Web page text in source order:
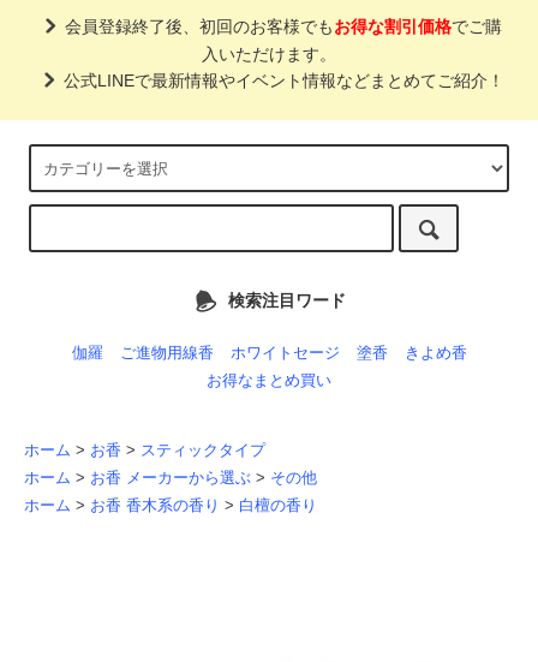
会員登録終了後、初回のお客様でもお得な割引価格でご購
入いただけます。
公式LINEで最新情報やイベント情報などまとめてご紹介！
検索注目ワード
伽羅 ご進物用線香 ホワイトセージ 塗香
きよめ香
お得なまとめ買い
ホーム > お香 > スティックタイプ
ホーム > お香 メーカーから選ぶ > その他
ホーム > お香 香木系の香り > 白檀の香り